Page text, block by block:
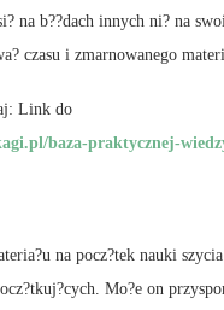
na b??dach innych ni? na
czasu i zmarnowanego
Link do
baza-praktycznej-
na pocz?tek nauki szycia
Mo?e on